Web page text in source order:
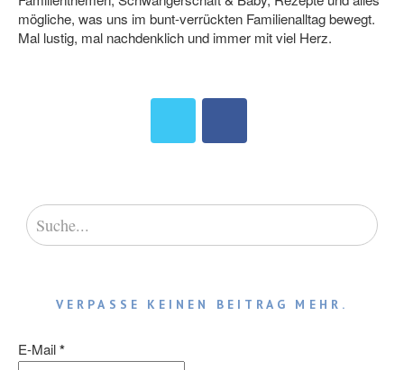
mögliche, was uns im bunt-verrückten Familienalltag bewegt.
Mal lustig, mal nachdenklich und immer mit viel Herz.
VERPASSE KEINEN BEITRAG MEHR.
E-Mail*